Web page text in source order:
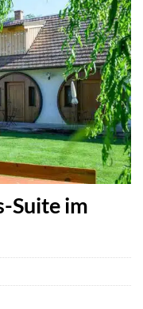
Suite im